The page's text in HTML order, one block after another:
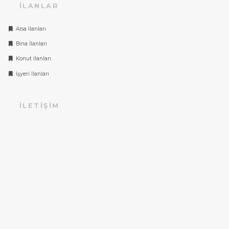
İLANLAR
Arsa İlanları
Bina İlanları
Konut İlanları
İşyeri İlanları
İLETIŞIM